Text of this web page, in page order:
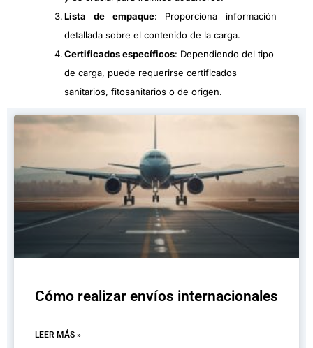
Lista de empaque: Proporciona información
detallada sobre el contenido de la carga.
Certificados específicos: Dependiendo del tipo
de carga, puede requerirse certificados
sanitarios, fitosanitarios o de origen.
Cómo realizar envíos internacionales
LEER MÁS »